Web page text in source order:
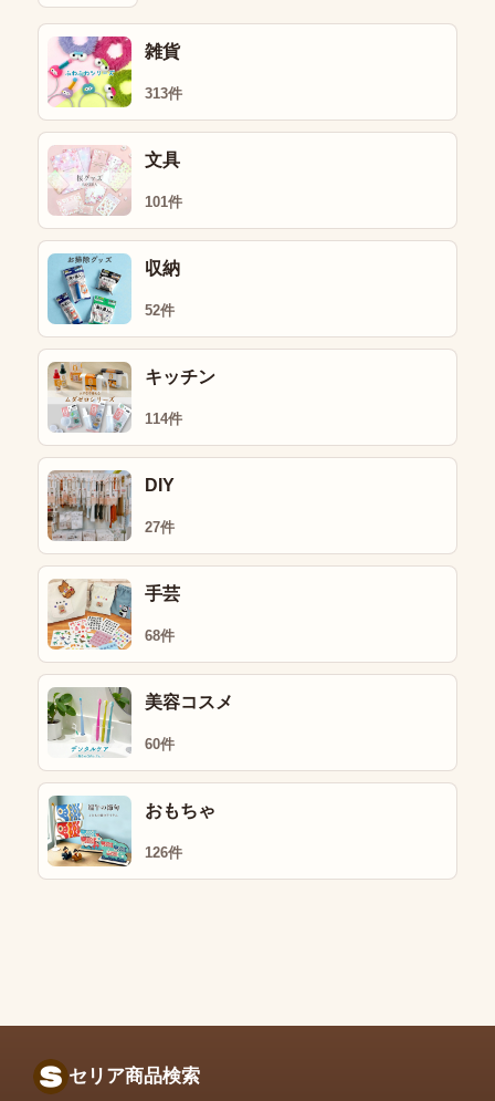
雑貨
313件
文具
101件
収納
52件
キッチン
114件
DIY
27件
手芸
68件
美容コスメ
60件
おもちゃ
126件
セリア商品検索